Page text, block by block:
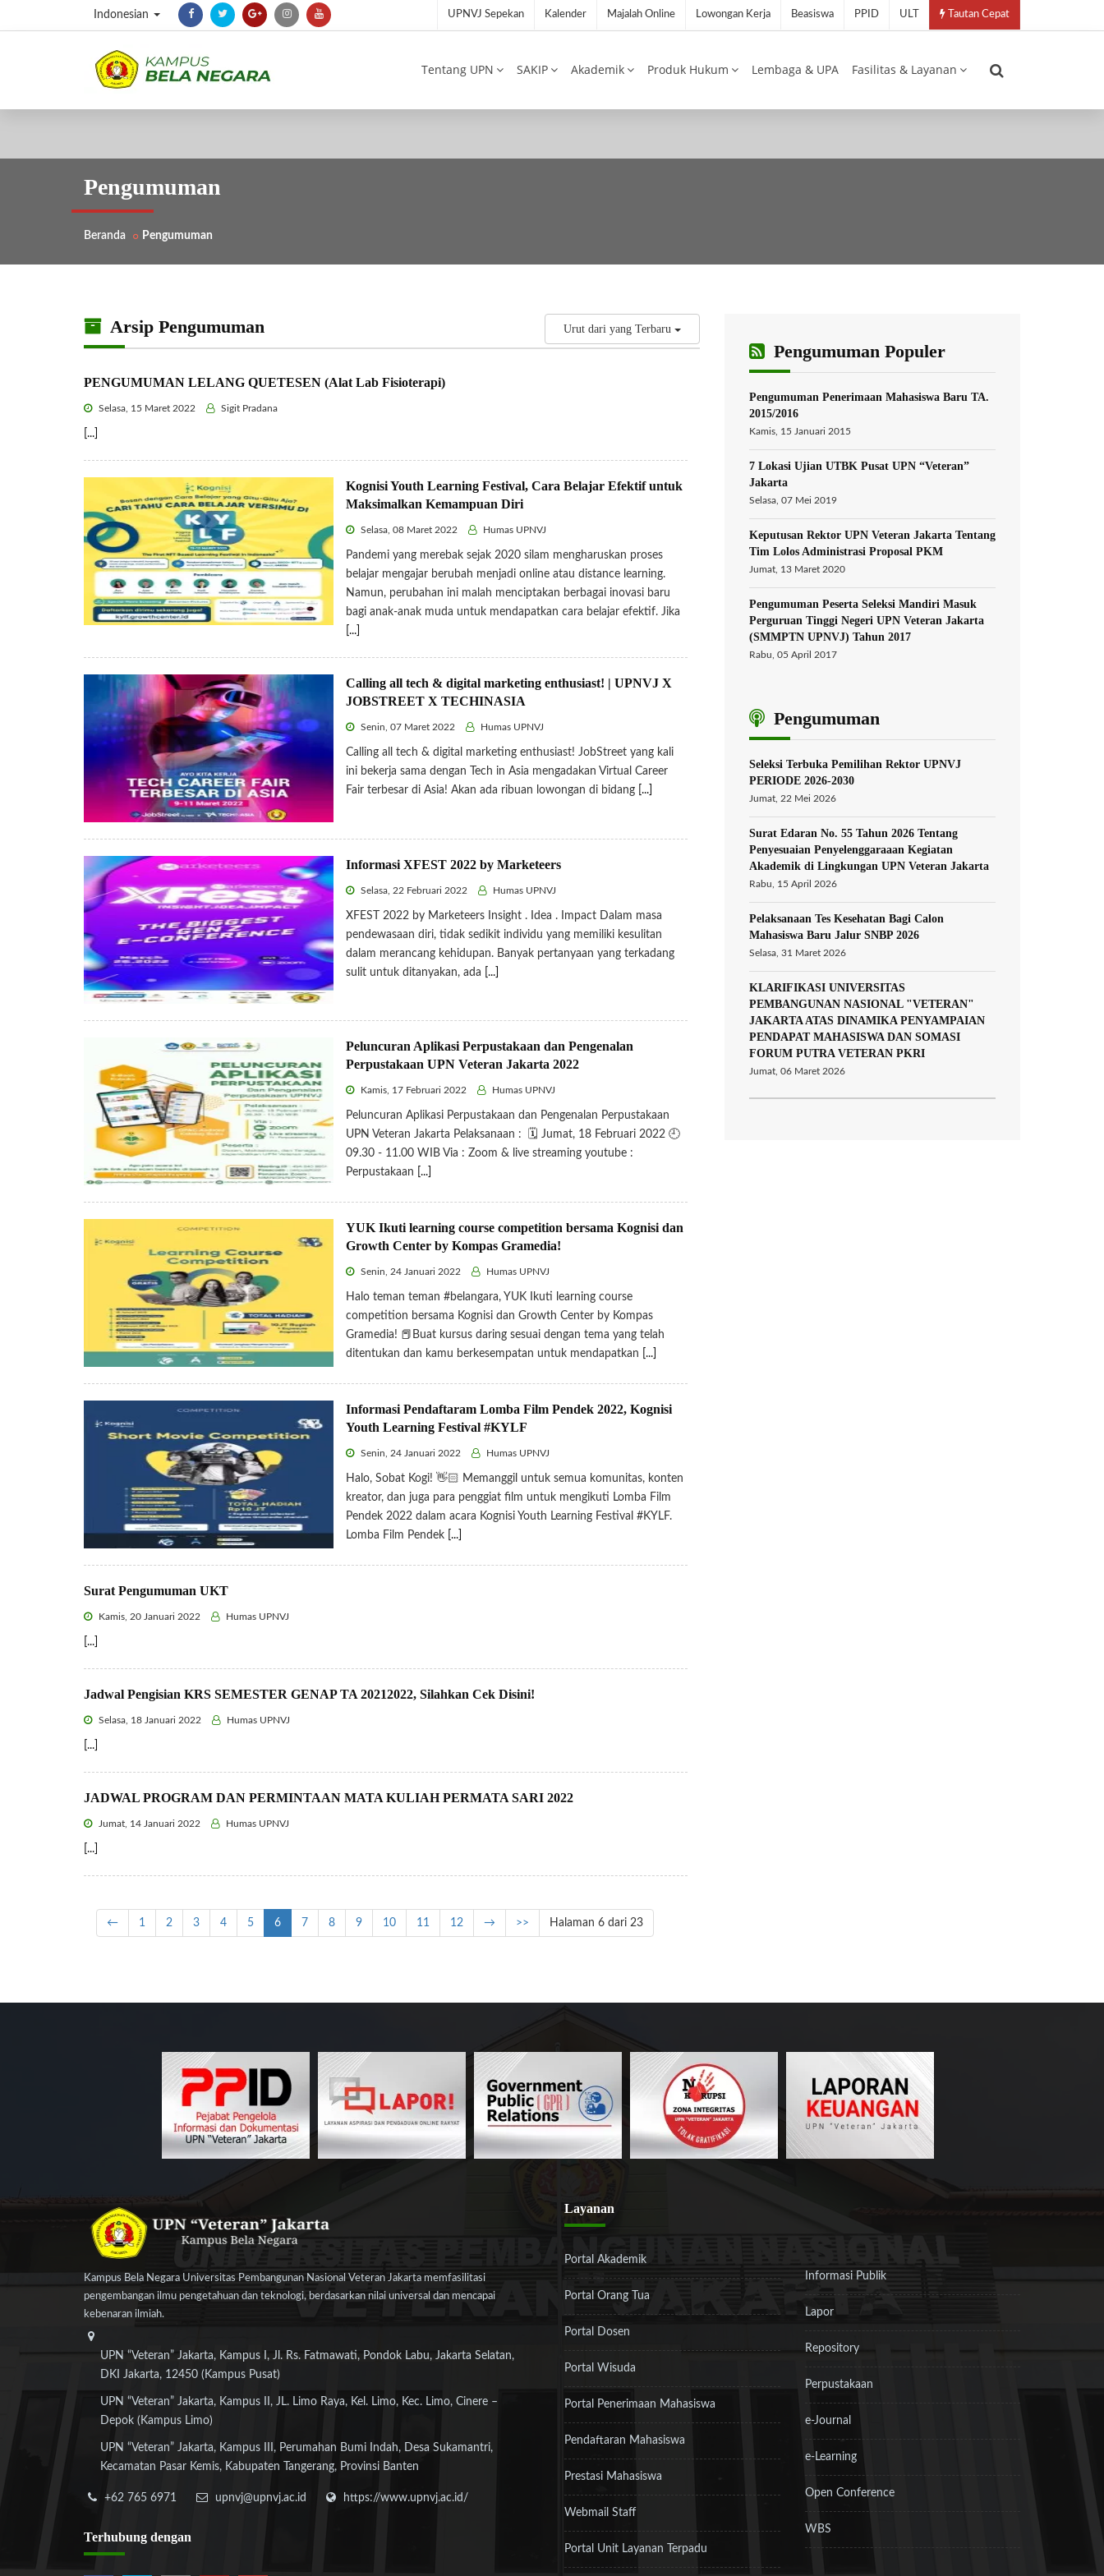
Indonesian UPNVJ Sepekan Kalender Majalah Online Lowongan Kerja Beasiswa PPID ULT Tautan Cepat
Tentang UPN SAKIP Akademik Produk Hukum Lembaga & UPA Fasilitas & Layanan
Pengumuman
Beranda Pengumuman
Arsip Pengumuman Urut dari yang Terbaru
PENGUMUMAN LELANG QUETESEN (Alat Lab Fisioterapi)
Selasa, 15 Maret 2022 Sigit Pradana
[...]
Kognisi Youth Learning Festival, Cara Belajar Efektif untuk
Maksimalkan Kemampuan Diri
Selasa, 08 Maret 2022 Humas UPNVJ
Pandemi yang merebak sejak 2020 silam mengharuskan proses
belajar mengajar berubah menjadi online atau distance learning.
Namun, perubahan ini malah menciptakan berbagai inovasi baru
bagi anak-anak muda untuk mendapatkan cara belajar efektif. Jika
[...]
Calling all tech & digital marketing enthusiast! | UPNVJ X
JOBSTREET X TECHINASIA
Senin, 07 Maret 2022 Humas UPNVJ
Calling all tech & digital marketing enthusiast! JobStreet yang kali
ini bekerja sama dengan Tech in Asia mengadakan Virtual Career
Fair terbesar di Asia! Akan ada ribuan lowongan di bidang [...]
Informasi XFEST 2022 by Marketeers
Selasa, 22 Februari 2022 Humas UPNVJ
XFEST 2022 by Marketeers Insight . Idea . Impact Dalam masa
pendewasaan diri, tidak sedikit individu yang memiliki kesulitan
dalam merancang kehidupan. Banyak pertanyaan yang terkadang
sulit untuk ditanyakan, ada
[...]
Peluncuran Aplikasi Perpustakaan dan Pengenalan
Perpustakaan UPN Veteran Jakarta 2022
Kamis, 17 Februari 2022 Humas UPNVJ
Peluncuran Aplikasi Perpustakaan dan Pengenalan Perpustakaan
UPN Veteran Jakarta Pelaksanaan : 🗓 Jumat, 18 Februari 2022 🕘
09.30 - 11.00 WIB Via : Zoom & live streaming youtube :
Perpustakaan
[...]
YUK Ikuti learning course competition bersama Kognisi dan
Growth Center by Kompas Gramedia!
Senin, 24 Januari 2022 Humas UPNVJ
Halo teman teman #belangara, YUK Ikuti learning course
competition bersama Kognisi dan Growth Center by Kompas
Gramedia! 📕Buat kursus daring sesuai dengan tema yang telah
ditentukan dan kamu berkesempatan untuk mendapatkan
[...]
Informasi Pendaftaram Lomba Film Pendek 2022, Kognisi
Youth Learning Festival #KYLF
Senin, 24 Januari 2022 Humas UPNVJ
Halo, Sobat Kogi! 👋🏻 Memanggil untuk semua komunitas, konten
kreator, dan juga para penggiat film untuk mengikuti Lomba Film
Pendek 2022 dalam acara Kognisi Youth Learning Festival #KYLF.
Lomba Film Pendek [...]
Surat Pengumuman UKT
Kamis, 20 Januari 2022 Humas UPNVJ
[...]
Jadwal Pengisian KRS SEMESTER GENAP TA 20212022, Silahkan Cek Disini!
Selasa, 18 Januari 2022 Humas UPNVJ
[...]
JADWAL PROGRAM DAN PERMINTAAN MATA KULIAH PERMATA SARI 2022
Jumat, 14 Januari 2022 Humas UPNVJ
[...]
← 1 2 3 4 5 6 7 8 9 10 11 12 → >> Halaman 6 dari 23
Pengumuman Populer
Pengumuman Penerimaan Mahasiswa Baru TA.
2015/2016
Kamis, 15 Januari 2015
7 Lokasi Ujian UTBK Pusat UPN “Veteran”
Jakarta
Selasa, 07 Mei 2019
Keputusan Rektor UPN Veteran Jakarta Tentang
Tim Lolos Administrasi Proposal PKM
Jumat, 13 Maret 2020
Pengumuman Peserta Seleksi Mandiri Masuk
Perguruan Tinggi Negeri UPN Veteran Jakarta
(SMMPTN UPNVJ) Tahun 2017
Rabu, 05 April 2017
Pengumuman
Seleksi Terbuka Pemilihan Rektor UPNVJ
PERIODE 2026-2030
Jumat, 22 Mei 2026
Surat Edaran No. 55 Tahun 2026 Tentang
Penyesuaian Penyelenggaraaan Kegiatan
Akademik di Lingkungan UPN Veteran Jakarta
Rabu, 15 April 2026
Pelaksanaan Tes Kesehatan Bagi Calon
Mahasiswa Baru Jalur SNBP 2026
Selasa, 31 Maret 2026
KLARIFIKASI UNIVERSITAS
PEMBANGUNAN NASIONAL "VETERAN"
JAKARTA ATAS DINAMIKA PENYAMPAIAN
PENDAPAT MAHASISWA DAN SOMASI
FORUM PUTRA VETERAN PKRI
Jumat, 06 Maret 2026
Kampus Bela Negara Universitas Pembangunan Nasional Veteran Jakarta memfasilitasi
pengembangan ilmu pengetahuan dan teknologi, berdasarkan nilai universal dan mencapai
kebenaran ilmiah.
UPN “Veteran” Jakarta, Kampus I, Jl. Rs. Fatmawati, Pondok Labu, Jakarta Selatan,
DKI Jakarta, 12450 (Kampus Pusat)
UPN “Veteran” Jakarta, Kampus II, JL. Limo Raya, Kel. Limo, Kec. Limo, Cinere –
Depok (Kampus Limo)
UPN “Veteran” Jakarta, Kampus III, Perumahan Bumi Indah, Desa Sukamantri,
Kecamatan Pasar Kemis, Kabupaten Tangerang, Provinsi Banten
+62 765 6971 upnvj@upnvj.ac.id https://www.upnvj.ac.id/
Terhubung dengan
Layanan
Portal Akademik
Portal Orang Tua
Portal Dosen
Portal Wisuda
Portal Penerimaan Mahasiswa
Pendaftaran Mahasiswa
Prestasi Mahasiswa
Webmail Staff
Portal Unit Layanan Terpadu
Informasi Publik
Lapor
Repository
Perpustakaan
e-Journal
e-Learning
Open Conference
WBS